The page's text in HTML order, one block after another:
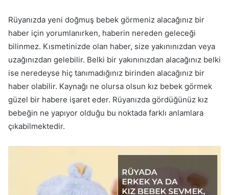
Rüyanızda yeni doğmuş bebek görmeniz alacağınız bir
haber için yorumlanırken, haberin nereden geleceği
bilinmez. Kısmetinizde olan haber, size yakınınızdan veya
uzağınızdan gelebilir. Belki bir yakınınızdan alacağınız belki
ise neredeyse hiç tanımadığınız birinden alacağınız bir
haber olabilir. Kaynağı ne olursa olsun kız bebek görmek
güzel bir habere işaret eder. Rüyanızda gördüğünüz kız
bebeğin ne yapıyor olduğu bu noktada farklı anlamlara
çıkabilmektedir.